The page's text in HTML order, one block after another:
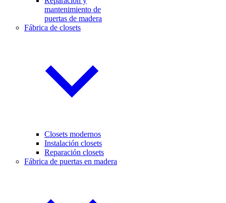
mantenimiento de
puertas de madera
Fábrica de closets
Closets modernos
Instalación closets
Reparación closets
Fábrica de puertas en madera